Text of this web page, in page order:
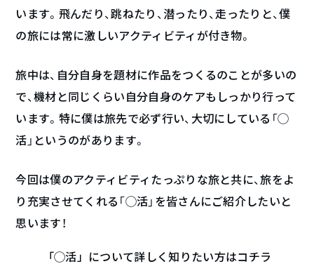
います。飛んだり、跳ねたり、潜ったり、走ったりと、僕
の旅には常に激しいアクティビティが付き物。
旅中は、自分自身を題材に作品をつくるのことが多いの
で、機材と同じくらい自分自身のケアもしっかり行って
います。特に僕は旅先で必ず行い、大切にしている「◯
活」というのがあります。
今回は僕のアクティビティたっぷりな旅と共に、旅をよ
り充実させてくれる「◯活」を皆さんにご紹介したいと
思います！
「◯活」について詳しく知りたい方はコチラ